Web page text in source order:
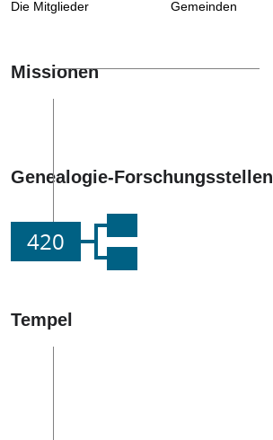
Die Mitglieder Gemeinden
Missionen
Genealogie-Forschungsstellen
420
Tempel